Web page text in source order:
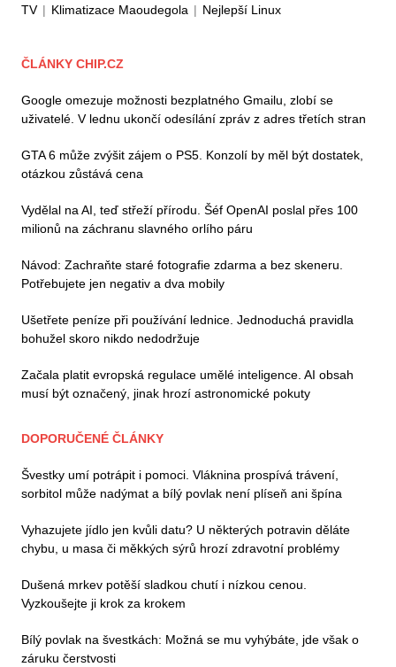
TV | Klimatizace Maoudegola | Nejlepší Linux
ČLÁNKY CHIP.CZ
Google omezuje možnosti bezplatného Gmailu, zlobí se
uživatelé. V lednu ukončí odesílání zpráv z adres třetích stran
GTA 6 může zvýšit zájem o PS5. Konzolí by měl být dostatek,
otázkou zůstává cena
Vydělal na AI, teď střeží přírodu. Šéf OpenAI poslal přes 100
milionů na záchranu slavného orlího páru
Návod: Zachraňte staré fotografie zdarma a bez skeneru.
Potřebujete jen negativ a dva mobily
Ušetřete peníze při používání lednice. Jednoduchá pravidla
bohužel skoro nikdo nedodržuje
Začala platit evropská regulace umělé inteligence. AI obsah
musí být označený, jinak hrozí astronomické pokuty
DOPORUČENÉ ČLÁNKY
Švestky umí potrápit i pomoci. Vláknina prospívá trávení,
sorbitol může nadýmat a bílý povlak není plíseň ani špína
Vyhazujete jídlo jen kvůli datu? U některých potravin děláte
chybu, u masa či měkkých sýrů hrozí zdravotní problémy
Dušená mrkev potěší sladkou chutí i nízkou cenou.
Vyzkoušejte ji krok za krokem
Bílý povlak na švestkách: Možná se mu vyhýbáte, jde však o
záruku čerstvosti